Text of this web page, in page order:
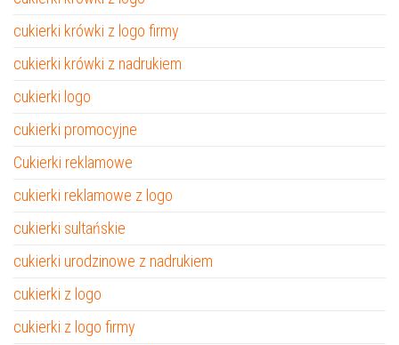
cukierki krówki z logo firmy
cukierki krówki z nadrukiem
cukierki logo
cukierki promocyjne
Cukierki reklamowe
cukierki reklamowe z logo
cukierki sultańskie
cukierki urodzinowe z nadrukiem
cukierki z logo
cukierki z logo firmy